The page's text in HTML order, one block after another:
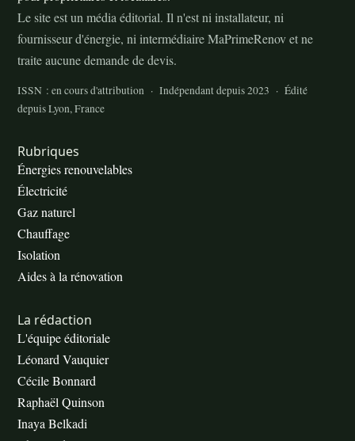
Le site est un média éditorial. Il n'est ni installateur, ni
fournisseur d'énergie, ni intermédiaire MaPrimeRenov et ne
traite aucune demande de devis.
ISSN : en cours d'attribution · Indépendant depuis 2023 · Édité
depuis Lyon, France
Rubriques
Énergies renouvelables
Électricité
Gaz naturel
Chauffage
Isolation
Aides à la rénovation
La rédaction
L'équipe éditoriale
Léonard Vauquier
Cécile Bonnard
Raphaël Quinson
Inaya Belkadi